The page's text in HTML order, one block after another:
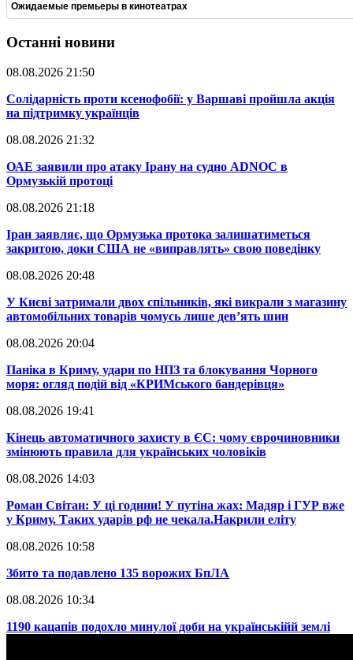
Ожидаемые премьеры в кинотеатрах
Останні новини
08.08.2026 21:50
​Солідарність проти ксенофобії: у Варшаві пройшла акція
на підтримку українців
08.08.2026 21:32
​ОАЕ заявили про атаку Ірану на судно ADNOC в
Ормузькій протоці
08.08.2026 21:18
​Іран заявляє, що Ормузька протока залишатиметься
закритою, доки США не «виправлять» свою поведінку
08.08.2026 20:48
​У Києві затримали двох спільників, які викрали з магазину
автомобільних товарів чомусь лише дев’ять шин
08.08.2026 20:04
Паніка в Криму, удари по НПЗ та блокування Чорного
моря: огляд подій від «КРИМського бандерівця»
08.08.2026 19:41
​Кінець автоматичного захисту в ЄС: чому єврочиновники
змінюють правила для українських чоловіків
08.08.2026 14:03
​Роман Світан: У ці години! У путіна жах: Мадяр і ГУР вже
у Криму. Таких ударів рф не чекала.Накрили еліту
08.08.2026 10:58
​Збито та подавлено 135 ворожих БпЛА
08.08.2026 10:34
​1190 кацапів подохло минулої доби на українськійй землі